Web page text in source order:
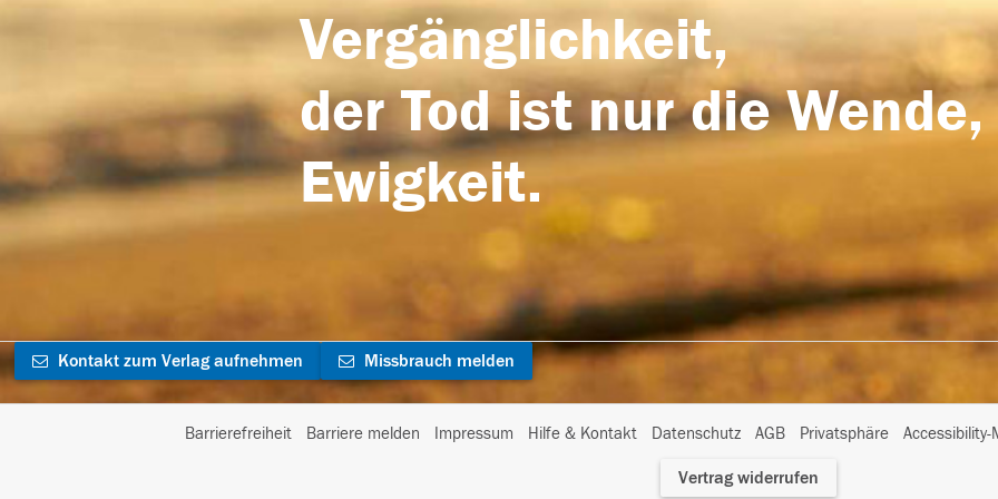
Vergänglichkeit,
der Tod ist nur die
Ewigkeit.
Kontakt zum Verlag aufnehmen Missbrauch melden
Barrierefreiheit Barriere melden Impressum Hilfe & Kontakt Datenschutz AGB Privatsphäre
I
Vertrag widerrufen